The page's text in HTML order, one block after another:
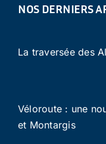
NOS DERNIERS
La traversée des
Véloroute : une
et Montargis